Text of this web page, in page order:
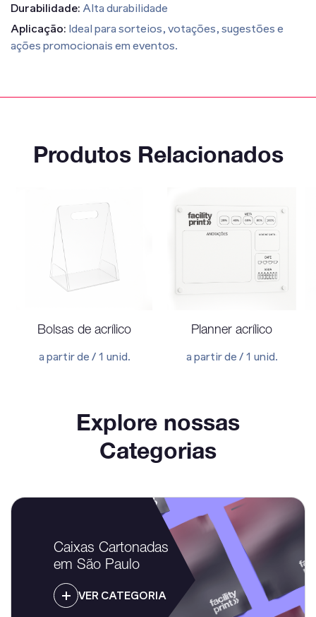
Durabilidade: Alta durabilidade
Aplicação: Ideal para sorteios, votações, sugestões e
ações promocionais em eventos.
Produtos Relacionados
Bolsas de acrílico
a partir de / 1 unid.
Planner acrílico
a partir de / 1 unid.
Explore nossas
Categorias
Caixas Cartonadas
em São Paulo
VER CATEGORIA